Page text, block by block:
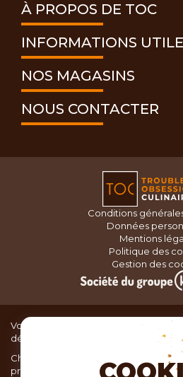
À PROPOS DE TOC
INFORMATIONS
NOS MAGASINS
NOUS CONTACTER
Conditions
Données
Mentions
Politique des
Gestion des
Vous recherchez du matériel de
délicieux plats ou des pâtisseries
Chez TOC, boutique d’ustensiles de
proposons une large sélection de